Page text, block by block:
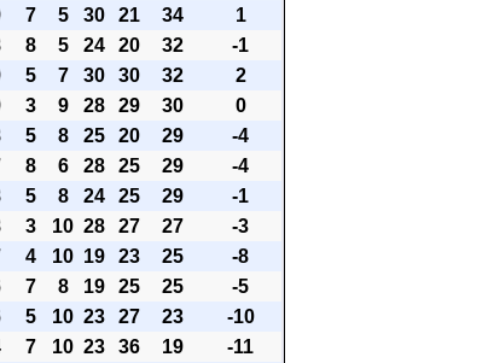
7 5 30 21 34
1
8 5 24 20 32
-1
5 7 30 30 32
2
3 9 28 29 30
0
5 8 25 20 29
-4
8 6 28 25 29
-4
5 8 24 25 29
-1
3 10 28 27 27
-3
4 10 19 23 25
-8
7 8 19 25 25
-5
5 10 23 27 23
-10
7 10 23 36 19
-11